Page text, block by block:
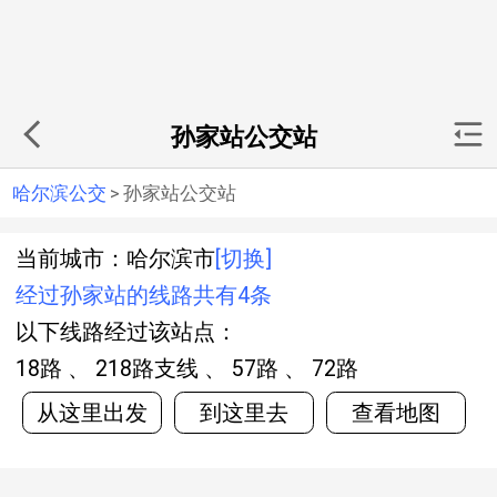
孙家站公交站
哈尔滨公交 > 孙家站公交站
当前城市：哈尔滨市 [切换]
经过孙家站的线路共有4条
以下线路经过该站点：
18路 、 218路支线 、 57路 、 72路
从这里出发
到这里去 查看地图